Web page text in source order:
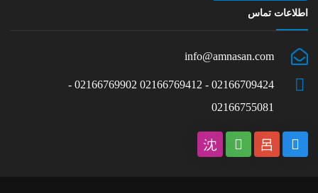
اطلاعات تماس
info@amnasan.com
02166709424 - 02166769412 02166769902 -
02166755081